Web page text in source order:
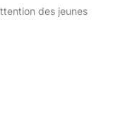
des jeunes